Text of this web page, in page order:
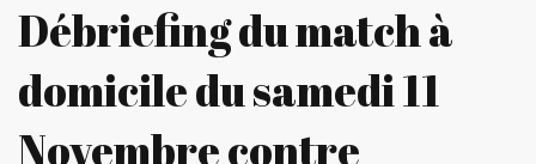
Débriefing du match à
domicile du samedi 11
Novembre contre